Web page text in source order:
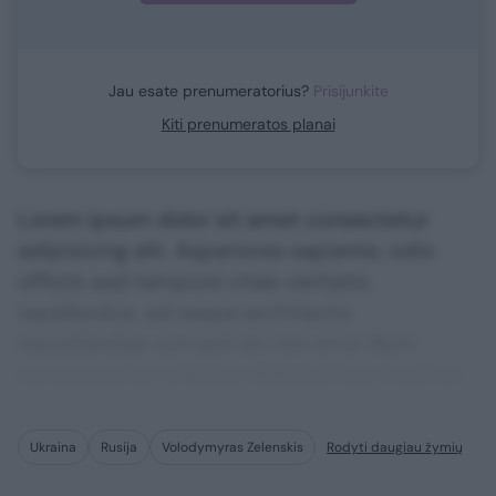
Jau esate prenumeratorius? Prisijunkite
Kiti prenumeratos planai
Ukraina Rusija Volodymyras Zelenskis Rodyti daugiau žymių